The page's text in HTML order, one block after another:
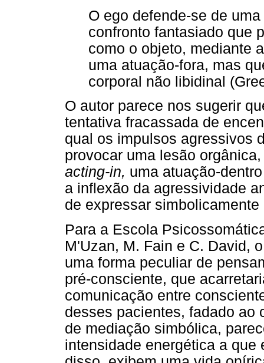
O ego defende-se de
confronto fantasiado que
como o objeto, mediante
uma atuação-fora, mas
corporal não libidinal
O autor parece nos sugerir
tentativa fracassada de
qual os impulsos agressivos
provocar uma lesão
acting-in, uma atuação-
a inflexão da agressividade
de expressar
Para a Escola
M'Uzan, M. Fain e C. David,
uma forma peculiar de
pré-consciente, que
comunicação entre
desses pacientes, fadado ao
de mediação simbólica,
intensidade energética a